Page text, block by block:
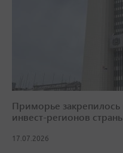
Приморье закрепилось
инвест-регионов
17.07.2026